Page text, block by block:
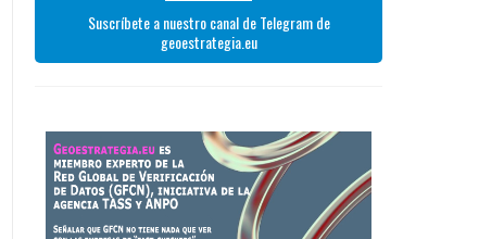
Suscríbete a nuestro canal de Telegram de
geoestrategia.eu